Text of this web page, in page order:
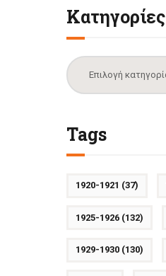
Κατηγορίες
Κατηγορίες
Tags
1920-1921 (37)
1925-1926(132)
1929-1930(130)